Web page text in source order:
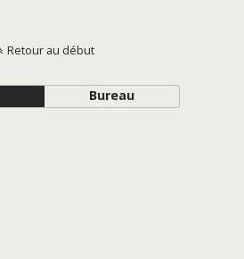
Retour au début
Bureau